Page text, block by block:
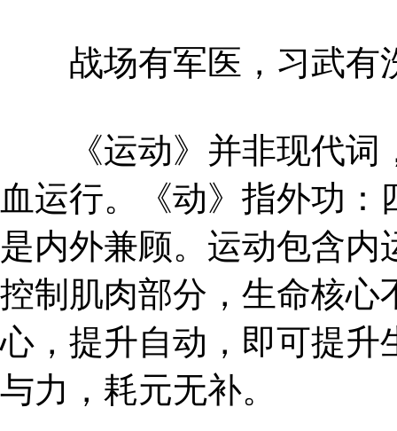
战场有军医，习武有
《运动》并非现代词
血运行。《动》指外功
是内外兼顾。运动包含
控制肌肉部分，生命核心
心，提升自动，即可提升
与力，耗元无补。